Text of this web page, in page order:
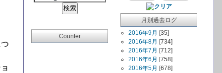
Counter
月別過去ログ
2016年9月 [35]
2016年8月 [734]
2016年7月 [712]
2016年6月 [758]
2016年5月 [678]